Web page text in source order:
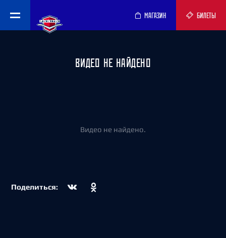
МАГАЗИН БИЛЕТЫ
ВИДЕО НЕ НАЙДЕНО
Видео не найдено.
Поделиться: